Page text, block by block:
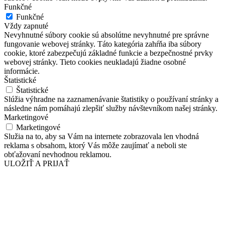
Funkčné
Funkčné
Vždy zapnuté
Nevyhnutné súbory cookie sú absolútne nevyhnutné pre správne
fungovanie webovej stránky. Táto kategória zahŕňa iba súbory
cookie, ktoré zabezpečujú základné funkcie a bezpečnostné prvky
webovej stránky. Tieto cookies neukladajú žiadne osobné
informácie.
Štatistické
Štatistické
Slúžia výhradne na zaznamenávanie štatistiky o používaní stránky a
následne nám pomáhajú zlepšiť služby návštevníkom našej stránky.
Marketingové
Marketingové
Služia na to, aby sa Vám na internete zobrazovala len vhodná
reklama s obsahom, ktorý Vás môže zaujímať a neboli ste
obťažovaní nevhodnou reklamou.
ULOŽIŤ A PRIJAŤ